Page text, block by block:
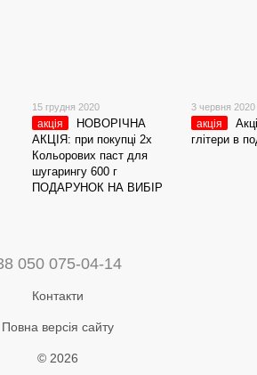
15 грудня 2020
акція
НОВОРІЧНА
АКЦІЯ: при покупці 2х
Кольорових паст для
шугарингу 600 г
ПОДАРУНОК НА ВИБІР
3 червня 2020
акція
глітери в
050 075-04-14
Контакти
Повна версія сайту
© 2026